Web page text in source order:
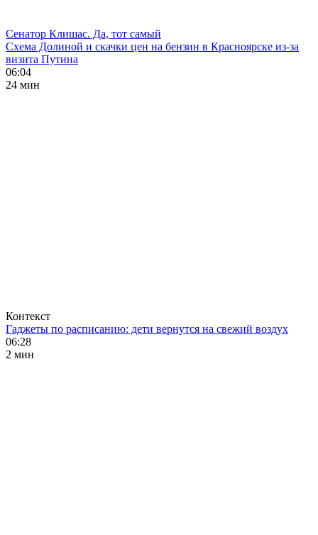
Сенатор Клишас. Да, тот самый
Схема Долиной и скачки цен на бензин в Красноярске из-за
визита Путина
06:04
24 мин
Контекст
Гаджеты по расписанию: дети вернутся на свежий воздух
06:28
2 мин